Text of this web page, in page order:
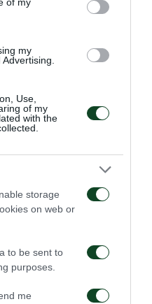
my
Use,
of my
with the
storage
on web or
to be sent to
purposes.
me
δυνατότητα στους
συχνά γύρω από την
Χριστοδουλόπουλος
πριν εκτελέσει εύστοχα
λανθασμένα εις
το 2-1. Η μείωση του
που κατάφερε να
μετά από πάσα
«κόπασε» και το
μέχρι την καθοριστική
αναπτύχθηκαν
από τον κεντρικό άξονα
τον τελευταίο να δίνει